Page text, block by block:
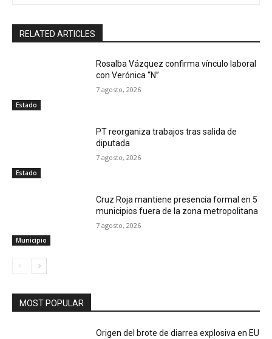
RELATED ARTICLES
Estado
Rosalba Vázquez confirma vínculo laboral
con Verónica “N”
7 agosto, 2026
Estado
PT reorganiza trabajos tras salida de
diputada
7 agosto, 2026
Municipio
Cruz Roja mantiene presencia formal en 5
municipios fuera de la zona metropolitana
7 agosto, 2026
MOST POPULAR
Origen del brote de diarrea explosiva en EU